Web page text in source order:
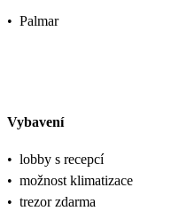
• Palmar
Vybavení
• lobby s recepcí
• možnost klimatizace
• trezor zdarma